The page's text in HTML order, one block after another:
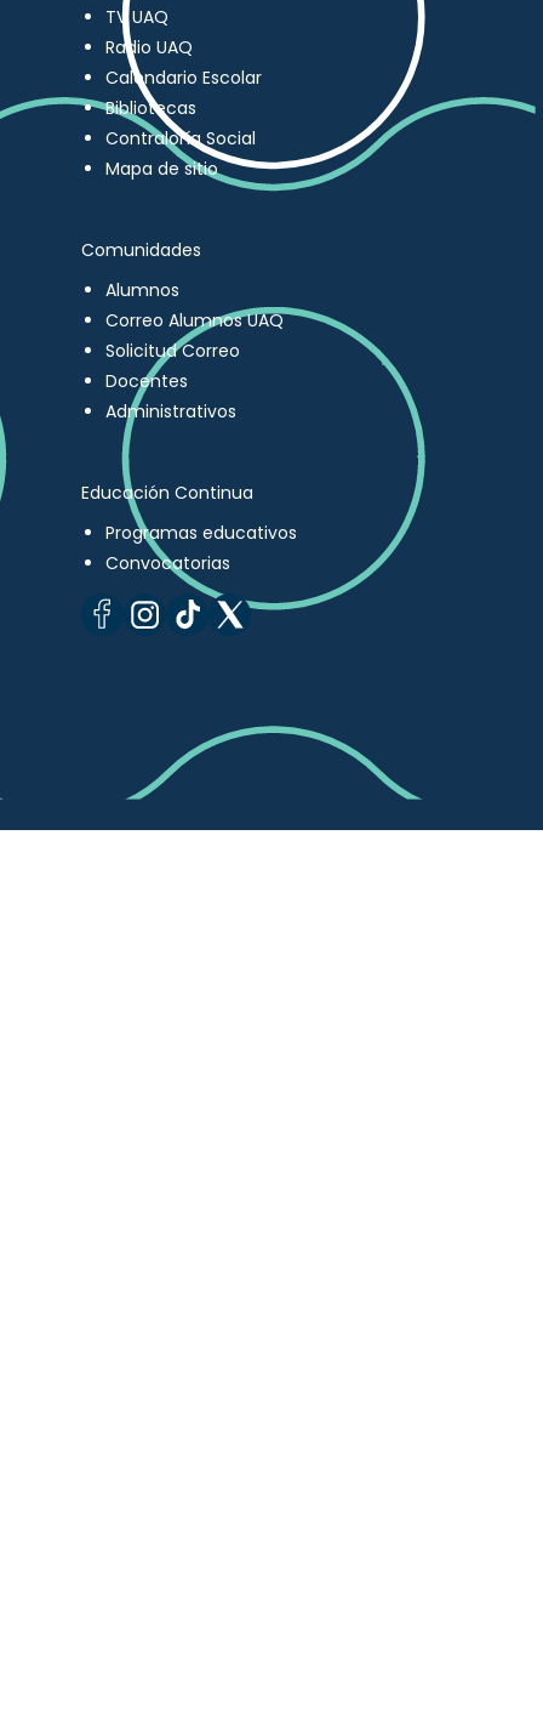
TV UAQ
Radio UAQ
Calendario Escolar
Bibliotecas
Contraloría Social
Mapa de sitio
Comunidades
Alumnos
Correo Alumnos UAQ
Solicitud Correo
Docentes
Administrativos
Educación Continua
Programas educativos
Convocatorias